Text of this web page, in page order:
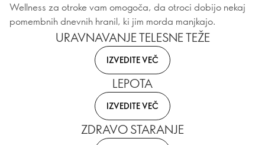
Wellness za otroke vam omogoča, da otroci dobijo nekaj
pomembnih dnevnih hranil, ki jim morda manjkajo.
URAVNAVANJE TELESNE TEŽE
IZVEDITE VEČ
LEPOTA
IZVEDITE VEČ
ZDRAVO STARANJE